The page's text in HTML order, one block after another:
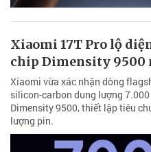
Xiaomi 17T Pro lộ
chip Dimensity 9500
Xiaomi vừa xác nhận dòng
silicon-carbon dung lượng
Dimensity 9500, thiết lập tiêu
lượng pin.